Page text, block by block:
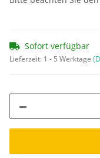
Sofort verfügbar
Lieferzeit: 1 - 5 Werktage